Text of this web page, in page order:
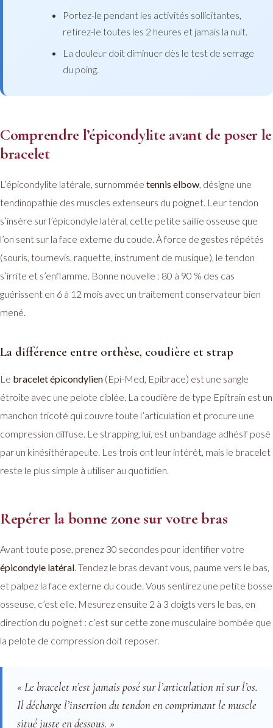
Portez-le pendant les activités sollicitantes,
retirez-le toutes les 2 heures et jamais la nuit.
La douleur doit diminuer dès le test de serrage
du poing.
Comprendre l’épicondylite avant de poser le
bracelet
L’épicondylite latérale, surnommée tennis elbow , désigne une
tendinopathie des muscles extenseurs du poignet. Leur tendon
s’insère sur l’épicondyle latéral, cette petite saillie osseuse que
l’on sent sur la face externe du coude. À force de gestes répétés
(souris, tournevis, raquette, instrument de musique), le tendon
s’irrite et s’enflamme. Bonne nouvelle : 80 à 90 % des cas
guérissent en 6 à 12 mois avec un traitement conservateur bien
mené.
La différence entre orthèse, coudière et strap
Le bracelet épicondylien (Epi-Med, Epibrace) est une sangle
étroite avec une pelote ciblée. La coudière de type Epitrain est un
manchon tricoté qui couvre toute l’articulation et procure une
compression diffuse. Le strapping, lui, est un bandage adhésif posé
par un kinésithérapeute. Les trois ont leur intérêt, mais le bracelet
reste le plus simple à utiliser au quotidien.
Repérer la bonne zone sur votre bras
Avant toute pose, prenez 30 secondes pour identifier votre
épicondyle latéral . Tendez le bras devant vous, paume vers le bas,
et palpez la face externe du coude. Vous sentirez une petite bosse
osseuse, c’est elle. Mesurez ensuite 2 à 3 doigts vers le bas, en
direction du poignet : c’est sur cette zone musculaire bombée que
la pelote de compression doit reposer.
« Le bracelet n’est jamais posé sur l’articulation ni sur l’os.
Il décharge l’insertion du tendon en comprimant le muscle
situé juste en dessous. »